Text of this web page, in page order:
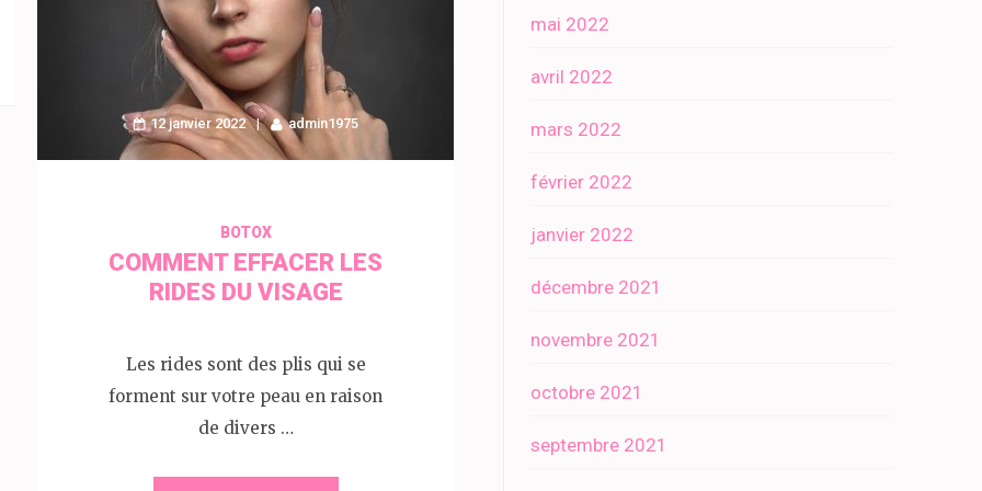
12 janvier 2022 admin1975
BOTOX
COMMENT EFFACER LES
RIDES DU VISAGE
Les rides sont des plis qui se
forment sur votre peau en raison
de divers …
mai 2022
avril 2022
mars 2022
février 2022
janvier 2022
décembre 2021
novembre 2021
octobre 2021
septembre 2021